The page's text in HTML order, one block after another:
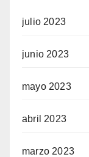
julio 2023
junio 2023
mayo 2023
abril 2023
marzo 2023